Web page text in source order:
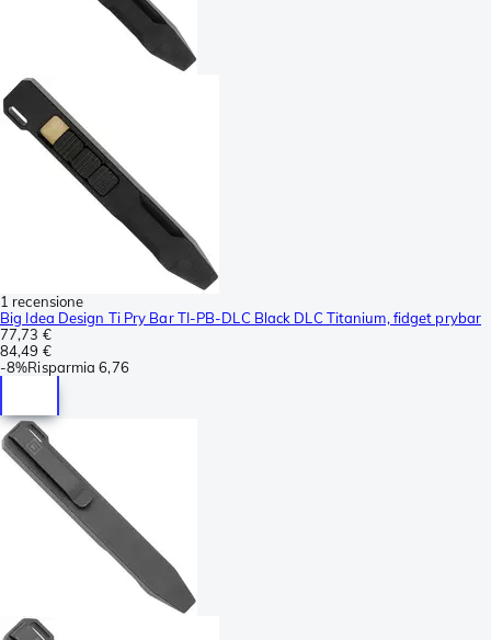
1 recensione
Big Idea Design Ti Pry Bar TI-PB-DLC Black DLC Titanium, fidget prybar
77,73 €
84,49 €
-8%Risparmia 6,76